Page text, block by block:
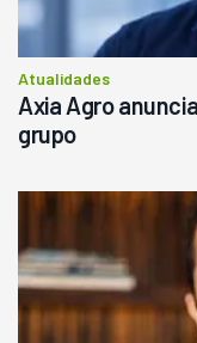
Atualidades
Axia Agro
grupo